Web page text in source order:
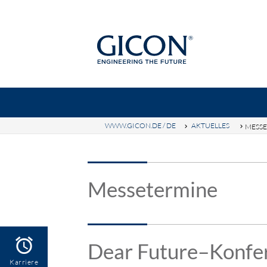
GICON-GRUPPE GICON-
WWW.GICON.DE / DE AKTUELLES
alarm
Karriere
Messetermine
Dear